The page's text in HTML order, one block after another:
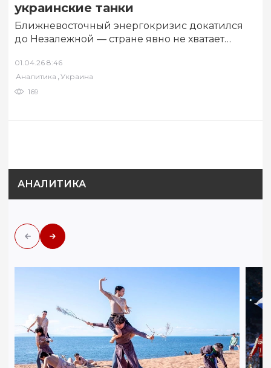
украинские танки
Ближневосточный энергокризис докатился
до Незалежной — стране явно не хватает
Украины «нет»….
01.04.26 8:46
Аналитика ,Украина
169
АНАЛИТИКА